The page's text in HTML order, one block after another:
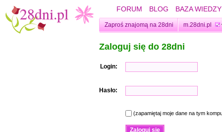
FORUM BLOG BAZA WIEDZY
Zaproś znajomą na 28dni m.28dni.pl
Zaloguj się do 28dni
Login:
Hasło:
(zapamiętaj moje dane na tym